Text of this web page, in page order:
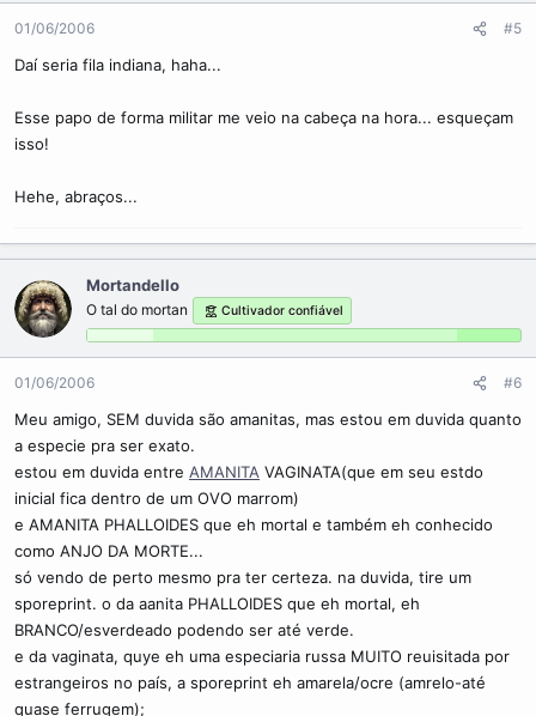
01/06/2006 #5
Daí seria fila indiana, haha...
Esse papo de forma militar me veio na cabeça na hora... esqueçam
isso!
Hehe, abraços...
Mortandello
O tal do mortan Cultivador confiável
01/06/2006 #6
Meu amigo, SEM duvida são amanitas, mas estou em duvida quanto
a especie pra ser exato.
estou em duvida entre AMANITA VAGINATA(que em seu estdo
inicial fica dentro de um OVO marrom)
e AMANITA PHALLOIDES que eh mortal e também eh conhecido
como ANJO DA MORTE...
só vendo de perto mesmo pra ter certeza. na duvida, tire um
sporeprint. o da aanita PHALLOIDES que eh mortal, eh
BRANCO/esverdeado podendo ser até verde.
e da vaginata, quye eh uma especiaria russa MUITO reuisitada por
estrangeiros no país, a sporeprint eh amarela/ocre (amrelo-até
quase ferrugem);